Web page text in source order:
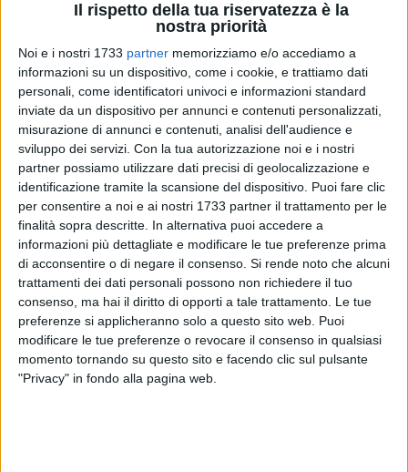
Il rispetto della tua riservatezza è la
nostra priorità
Noi e i nostri 1733 partner memorizziamo e/o accediamo a
informazioni su un dispositivo, come i cookie, e trattiamo dati
personali, come identificatori univoci e informazioni standard
inviate da un dispositivo per annunci e contenuti personalizzati,
misurazione di annunci e contenuti, analisi dell'audience e
sviluppo dei servizi. Con la tua autorizzazione noi e i nostri
partner possiamo utilizzare dati precisi di geolocalizzazione e
identificazione tramite la scansione del dispositivo. Puoi fare clic
per consentire a noi e ai nostri 1733 partner il trattamento per le
finalità sopra descritte. In alternativa puoi accedere a
informazioni più dettagliate e modificare le tue preferenze prima
di acconsentire o di negare il consenso. Si rende noto che alcuni
trattamenti dei dati personali possono non richiedere il tuo
consenso, ma hai il diritto di opporti a tale trattamento. Le tue
preferenze si applicheranno solo a questo sito web. Puoi
modificare le tue preferenze o revocare il consenso in qualsiasi
momento tornando su questo sito e facendo clic sul pulsante
"Privacy" in fondo alla pagina web.
11
Notte di poesia al Dolmen",readingletterario ideato e
organizzato dall'associazione
Pro Loco Unpli di Bisceglie
diretto daMaurizio Evangelista, torna sabato 20 luglio con il
poeta lucanoAlfonso Guida, uno dei più importanti poeti
locali.
L'eventocloudella programmazione dell'associazione
presieduta daPierpaolo Sinigaglia, giunto alla dodicesima
edizione e patrocinato dal